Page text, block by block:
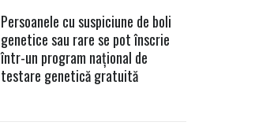
Persoanele cu suspiciune de boli
genetice sau rare se pot înscrie
într-un program național de
testare genetică gratuită